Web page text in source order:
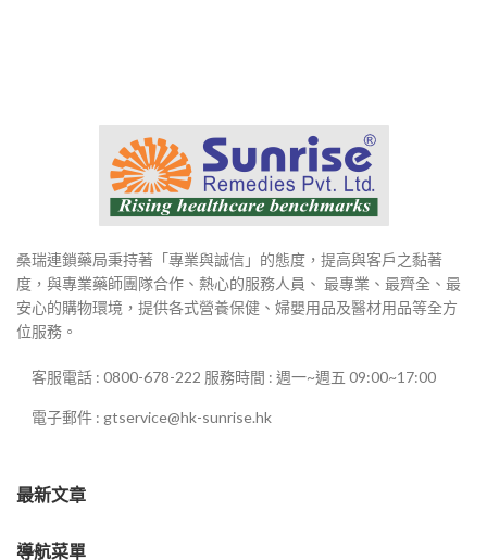
桑瑞連鎖藥局秉持著「專業與誠信」的態度，提高與客戶之黏著
度，與專業藥師團隊合作、熱心的服務人員、 最專業、最齊全、最
安心的購物環境，提供各式營養保健、婦嬰用品及醫材用品等全方
位服務。
客服電話 : 0800-678-222 服務時間 : 週一~週五 09:00~17:00
電子郵件 : gtservice@hk-sunrise.hk
最新文章
導航菜單